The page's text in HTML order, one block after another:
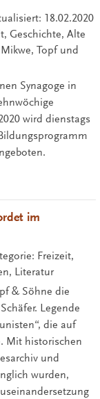
18.02.2020
Geschichte, Alte
Topf und
Synagoge in
wird dienstags
im
Freizeit,
Literatur
& Söhne die
Legende
die auf
Mit historischen
und
wurden,